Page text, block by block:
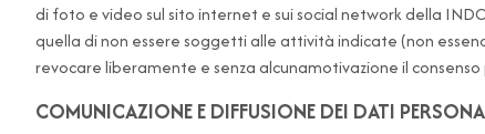
di foto e video sul sito internet e sui social network della
quella di non essere soggetti alle attività indicate (non
revocare liberamente e senza alcunamotivazione il
COMUNICAZIONE E DIFFUSIONE DEI DATI